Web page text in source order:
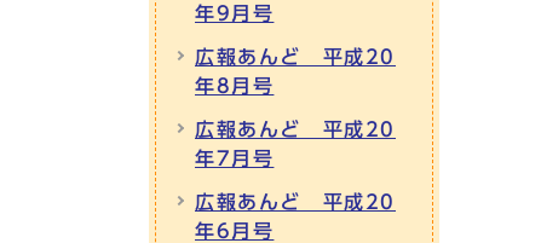
年9月号
広報あんど 平成20
年8月号
広報あんど 平成20
年7月号
広報あんど 平成20
年6月号